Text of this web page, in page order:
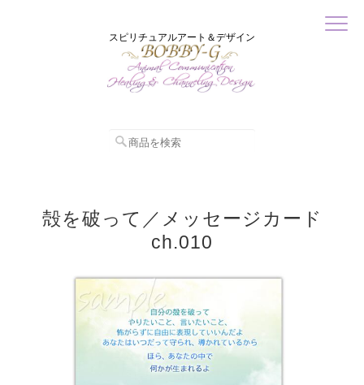
スピリチュアルアート＆デザイン
殻を破って／メッセージカード
ch.010